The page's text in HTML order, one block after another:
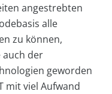
angestrebten
alle
zu können,
der
geworden
mit viel Aufwand